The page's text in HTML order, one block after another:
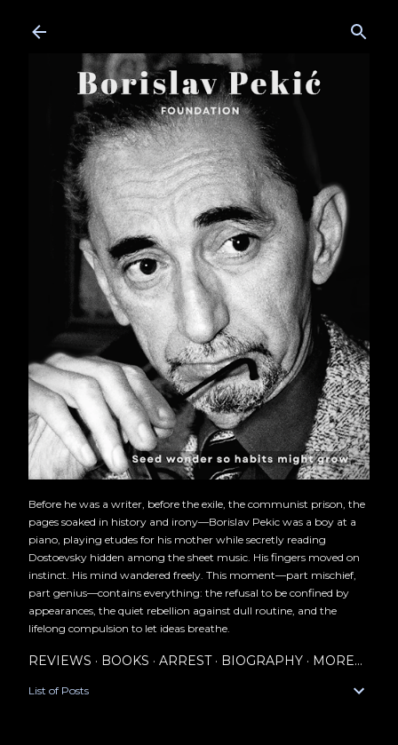
Before he was a writer, before the exile, the communist prison, the
pages soaked in history and irony—Borislav Pekic was a boy at a
piano, playing etudes for his mother while secretly reading
Dostoevsky hidden among the sheet music. His fingers moved on
instinct. His mind wandered freely. This moment—part mischief,
part genius—contains everything: the refusal to be confined by
appearances, the quiet rebellion against dull routine, and the
lifelong compulsion to let ideas breathe.
REVIEWS BOOKS ARREST BIOGRAPHY MORE…
List of Posts